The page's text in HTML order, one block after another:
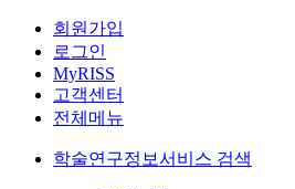
회원가입
로그인
MyRISS
고객센터
전체메뉴
학술연구정보서비스 검색